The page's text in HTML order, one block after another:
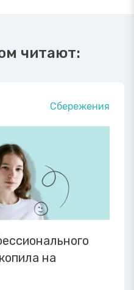
читают:
Сбережения
на